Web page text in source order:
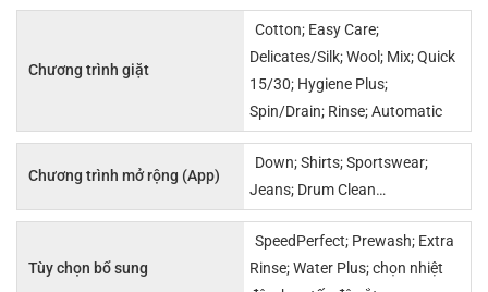
Chương trình giặt
Cotton; Easy Care;
Delicates/Silk; Wool; Mix; Quick
15/30; Hygiene Plus;
Spin/Drain; Rinse; Automatic
Chương trình mở rộng (App)
Down; Shirts; Sportswear;
Jeans; Drum Clean…
Tùy chọn bổ sung
SpeedPerfect; Prewash; Extra
Rinse; Water Plus; chọn nhiệt